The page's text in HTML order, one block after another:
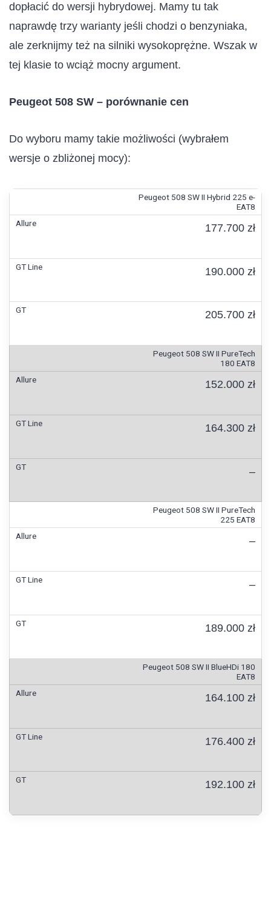
dopłacić do wersji hybrydowej. Mamy tu tak
naprawdę trzy warianty jeśli chodzi o benzyniaka,
ale zerknijmy też na silniki wysokoprężne. Wszak w
tej klasie to wciąż mocny argument.
Peugeot 508 SW – porównanie cen
Do wyboru mamy takie możliwości (wybrałem
wersje o zbliżonej mocy):
Peugeot 508 SW II Hybrid 225 e-
EAT8
177.700 zł
190.000 zł
205.700 zł
Peugeot 508 SW II PureTech
180 EAT8
152.000 zł
164.300 zł
–
Peugeot 508 SW II PureTech
225 EAT8
–
–
189.000 zł
Peugeot 508 SW II BlueHDi 180
EAT8
164.100 zł
176.400 zł
192.100 zł